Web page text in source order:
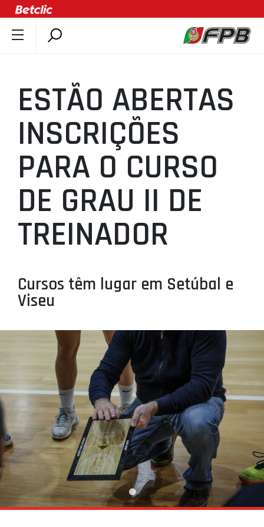
DOCUMENTOS
ÚLTIMAS
COMPETIÇÕES
ASSOCIAÇÕES
CLUBES
AGENTES
AGENDA
SELEÇÕES
MINIBASQUETE
PROJETOS
LIGA BETCLIC MASCULINA
LIGA BETCLIC FEMININA
ESTÃO ABERTAS
INSCRIÇÕES
PARA O CURSO
DE GRAU II DE
TREINADOR
Cursos têm lugar em Setúbal e
Viseu